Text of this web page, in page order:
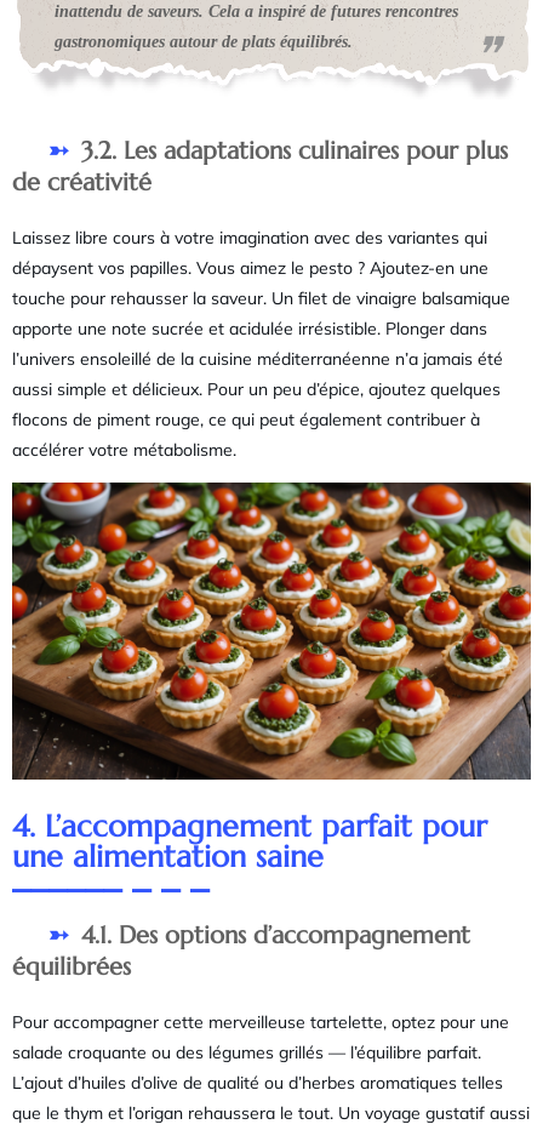
inattendu de saveurs. Cela a inspiré de futures rencontres
gastronomiques autour de plats équilibrés.
3.2. Les adaptations culinaires pour plus
de créativité
Laissez libre cours à votre imagination avec des variantes qui
dépaysent vos papilles. Vous aimez le pesto ? Ajoutez-en une
touche pour rehausser la saveur. Un filet de vinaigre balsamique
apporte une note sucrée et acidulée irrésistible. Plonger dans
l’univers ensoleillé de la cuisine méditerranéenne n’a jamais été
aussi simple et délicieux. Pour un peu d’épice, ajoutez quelques
flocons de piment rouge, ce qui peut également contribuer à
accélérer votre métabolisme.
4. L’accompagnement parfait pour
une alimentation saine
4.1. Des options d’accompagnement
équilibrées
Pour accompagner cette merveilleuse tartelette, optez pour une
salade croquante ou des légumes grillés — l’équilibre parfait.
L’ajout d’huiles d’olive de qualité ou d’herbes aromatiques telles
que le thym et l’origan rehaussera le tout. Un voyage gustatif aussi